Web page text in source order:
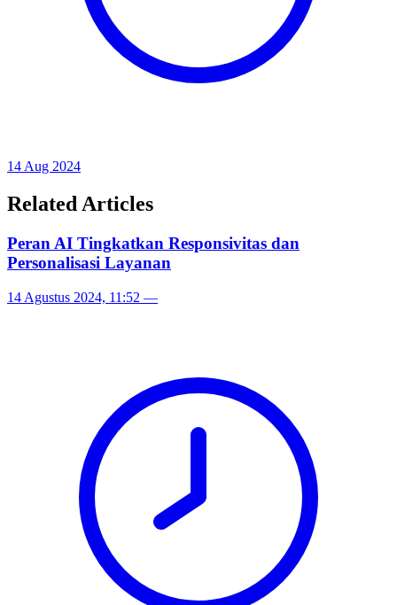
14 Aug 2024
Related Articles
Peran AI Tingkatkan Responsivitas dan
Personalisasi Layanan
14 Agustus 2024, 11:52 —